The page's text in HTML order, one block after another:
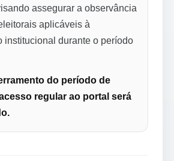
assegurar a observância
aplicáveis à
institucional durante o período
do período de
regular ao portal será